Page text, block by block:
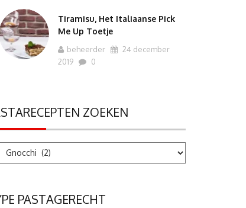
Tiramisu, Het Italiaanse Pick
Me Up Toetje
beheerder
24 december
2019
0
ZOEKEN
PASTAGERECHT